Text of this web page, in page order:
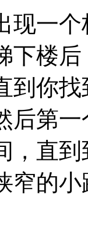
现一
下楼
到你
后第
，直
窄的